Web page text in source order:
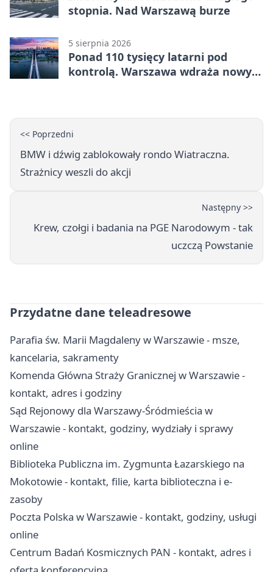
stopnia. Nad Warszawą burze
5 sierpnia 2026
Ponad 110 tysięcy latarni pod
kontrolą. Warszawa wdraża nowy
<< Poprzedni
BMW i dźwig zablokowały rondo Wiatraczna.
Strażnicy weszli do akcji
Następny >>
Krew, czołgi i badania na PGE Narodowym - tak
uczczą Powstanie
Przydatne dane teleadresowe
Parafia św. Marii Magdaleny w Warszawie - msze,
kancelaria, sakramenty
Komenda Główna Straży Granicznej w Warszawie -
kontakt, adres i godziny
Sąd Rejonowy dla Warszawy-Śródmieścia w
Warszawie - kontakt, godziny, wydziały i sprawy
online
Biblioteka Publiczna im. Zygmunta Łazarskiego na
Mokotowie - kontakt, filie, karta biblioteczna i e-
zasoby
Poczta Polska w Warszawie - kontakt, godziny, usługi
online
Centrum Badań Kosmicznych PAN - kontakt, adres i